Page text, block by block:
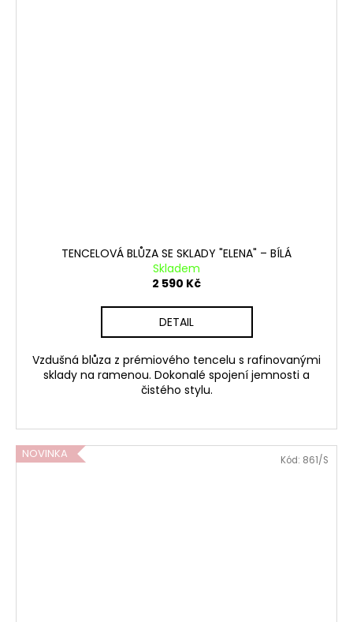
TENCELOVÁ BLŮZA SE SKLADY "ELENA" – BÍLÁ
Skladem
2 590 Kč
DETAIL
Vzdušná blůza z prémiového tencelu s rafinovanými
sklady na ramenou. Dokonalé spojení jemnosti a
čistého stylu.
NOVINKA Kód: 861/S